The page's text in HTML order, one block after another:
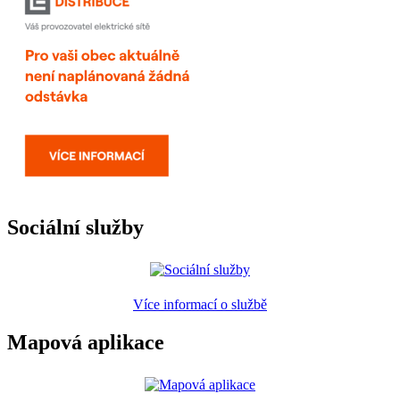
Sociální služby
Více informací o službě
Mapová aplikace